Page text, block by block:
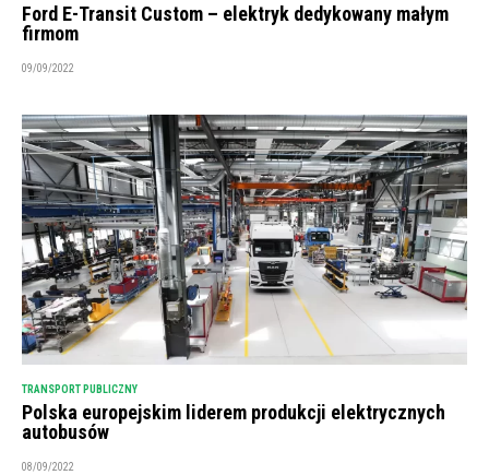
Ford E-Transit Custom – elektryk dedykowany małym
firmom
09/09/2022
TRANSPORT PUBLICZNY
Polska europejskim liderem produkcji elektrycznych
autobusów
08/09/2022